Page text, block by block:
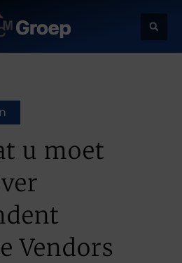
u moet
Vendors